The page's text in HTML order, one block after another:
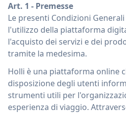
Art. 1 - Premesse
Le presenti Condizioni
l'utilizzo della piattaforma
l'acquisto dei servizi e dei
tramite la medesima.
Holli è una piattaforma online
disposizione degli utenti
strumenti utili per
esperienza di viaggio.